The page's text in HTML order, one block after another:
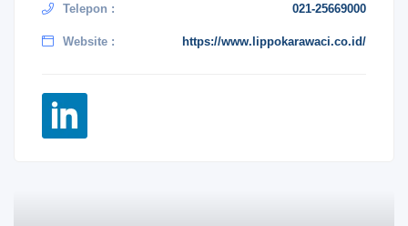
Telepon : 021-25669000
Website : https://www.lippokarawaci.co.id/